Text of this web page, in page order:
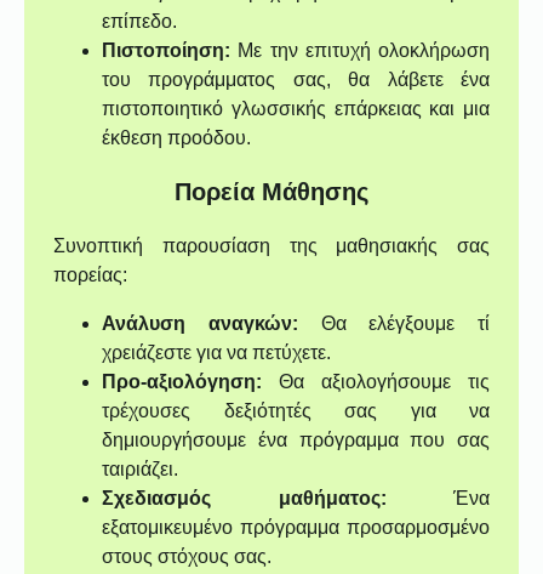
επίπεδο.
Πιστοποίηση: Με την επιτυχή ολοκλήρωση
του προγράμματος σας, θα λάβετε ένα
πιστοποιητικό γλωσσικής επάρκειας και μια
έκθεση προόδου.
Πορεία Μάθησης
Συνοπτική παρουσίαση της μαθησιακής σας
πορείας:
Ανάλυση αναγκών: Θα ελέγξουμε τί
χρειάζεστε για να πετύχετε.
Προ-αξιολόγηση: Θα αξιολογήσουμε τις
τρέχουσες δεξιότητές σας για να
δημιουργήσουμε ένα πρόγραμμα που σας
ταιριάζει.
Σχεδιασμός μαθήματος: Ένα
εξατομικευμένο πρόγραμμα προσαρμοσμένο
στους στόχους σας.